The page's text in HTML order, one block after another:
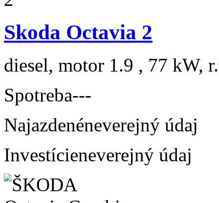
Skoda Octavia 2
diesel, motor 1.9 , 77 kW,
Spotreba---
Najazdenéneverejný údaj
Investícieneverejný údaj